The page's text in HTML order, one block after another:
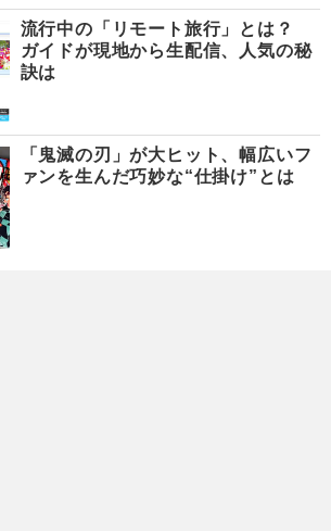
流行中の「リモート旅行」とは？
ガイドが現地から生配信、人気の秘
訣は
「鬼滅の刃」が大ヒット、幅広いフ
ァンを生んだ巧妙な“仕掛け”とは